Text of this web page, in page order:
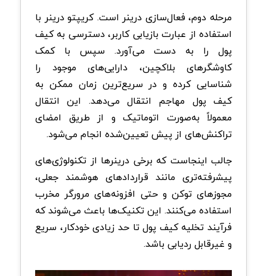
مرحله دوم، فعال‌سازی درینر است. کریپتو درینر با
استفاده از عبارت بازیابی کاربر، دسترسی به کیف
پول را به دست می‌آورد. سپس با کمک
کاوشگرهای بلاکچین، دارایی‌های موجود را
شناسایی کرده و در سریع‌ترین زمان ممکن به
کیف پول مهاجم انتقال می‌دهد. این انتقال
معمولاً به‌صورت اتوماتیک و از طریق امضای
تراکنش‌های از پیش تعیین‌شده انجام می‌شود.
جالب اینجاست که برخی درینرها از تکنولوژی‌های
پیشرفته‌تری مانند قراردادهای هوشمند جعلی،
مجوزهای توکن و حتی افزونه‌های مرورگر مخرب
استفاده می‌کنند. این تکنیک‌ها باعث می‌شوند که
فرآیند تخلیه کیف پول تا حد زیادی خودکار، سریع
و غیرقابل ردیابی باشد.